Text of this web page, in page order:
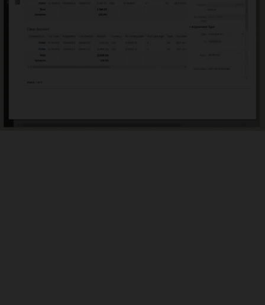
l’efficacité du cycle de clôture avec des tableaux de bord
et de conformité. Identifiez les rapprochements ouverts,
et les commentaires à leur sujet. Découvrez les
de l’entreprise par rapport aux politiques et aux
sur les rapprochements qui présentent des valeurs aberrantes,